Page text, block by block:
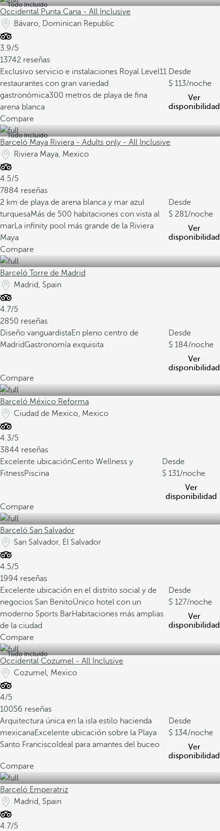
Todo incluido
Occidental Punta Cana - All Inclusive
Bávaro, Dominican Republic
3.9/5
13742 reseñas
Exclusivo servicio e instalaciones Royal Level11
restaurantes con gran variedad
gastronómica300 metros de playa de fina
arena blanca
Desde
113/noche
Ver
disponibilidad
Compare
Todo incluido
Barceló Maya Riviera - Adults only - All Inclusive
Riviera Maya, Mexico
4.5/5
7884 reseñas
2 km de playa de arena blanca y mar azul
turquesaMás de 500 habitaciones con vista al
marLa infinity pool más grande de la Riviera
Maya
Desde
281/noche
Ver
disponibilidad
Compare
Barceló Torre de Madrid
Madrid, Spain
4.7/5
2850 reseñas
Diseño vanguardistaEn pleno centro de
MadridGastronomía exquisita
Desde
184/noche
Ver
disponibilidad
Compare
Barceló México Reforma
Ciudad de Mexico, Mexico
4.3/5
3844 reseñas
Excelente ubicaciónCento Wellness y
FitnessPiscina
Desde
131/noche
Ver
disponibilidad
Compare
Barceló San Salvador
San Salvador, El Salvador
4.5/5
1994 reseñas
Excelente ubicación en el distrito social y de
negocios San BenitoÚnico hotel con un
moderno Sports BarHabitaciones más amplias
de la ciudad
Desde
127/noche
Ver
disponibilidad
Compare
Todo incluido
Occidental Cozumel - All Inclusive
Cozumel, Mexico
4/5
10056 reseñas
Arquitectura única en la isla estilo hacienda
mexicanaExcelente ubicación sobre la Playa
Santo Francisco Ideal para amantes del buceo
Desde
134/noche
Ver
disponibilidad
Compare
Barceló Emperatriz
Madrid, Spain
4.7/5